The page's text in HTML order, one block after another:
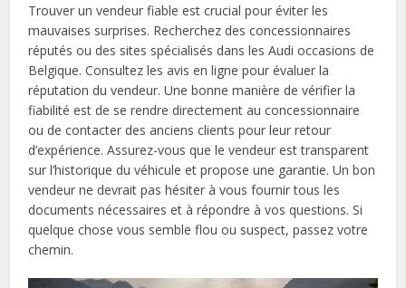
Trouver un vendeur fiable est crucial pour éviter les
mauvaises surprises. Recherchez des concessionnaires
réputés ou des sites spécialisés dans les Audi occasions de
Belgique. Consultez les avis en ligne pour évaluer la
réputation du vendeur. Une bonne manière de vérifier la
fiabilité est de se rendre directement au concessionnaire
ou de contacter des anciens clients pour leur retour
d’expérience. Assurez-vous que le vendeur est transparent
sur l’historique du véhicule et propose une garantie. Un bon
vendeur ne devrait pas hésiter à vous fournir tous les
documents nécessaires et à répondre à vos questions. Si
quelque chose vous semble flou ou suspect, passez votre
chemin.